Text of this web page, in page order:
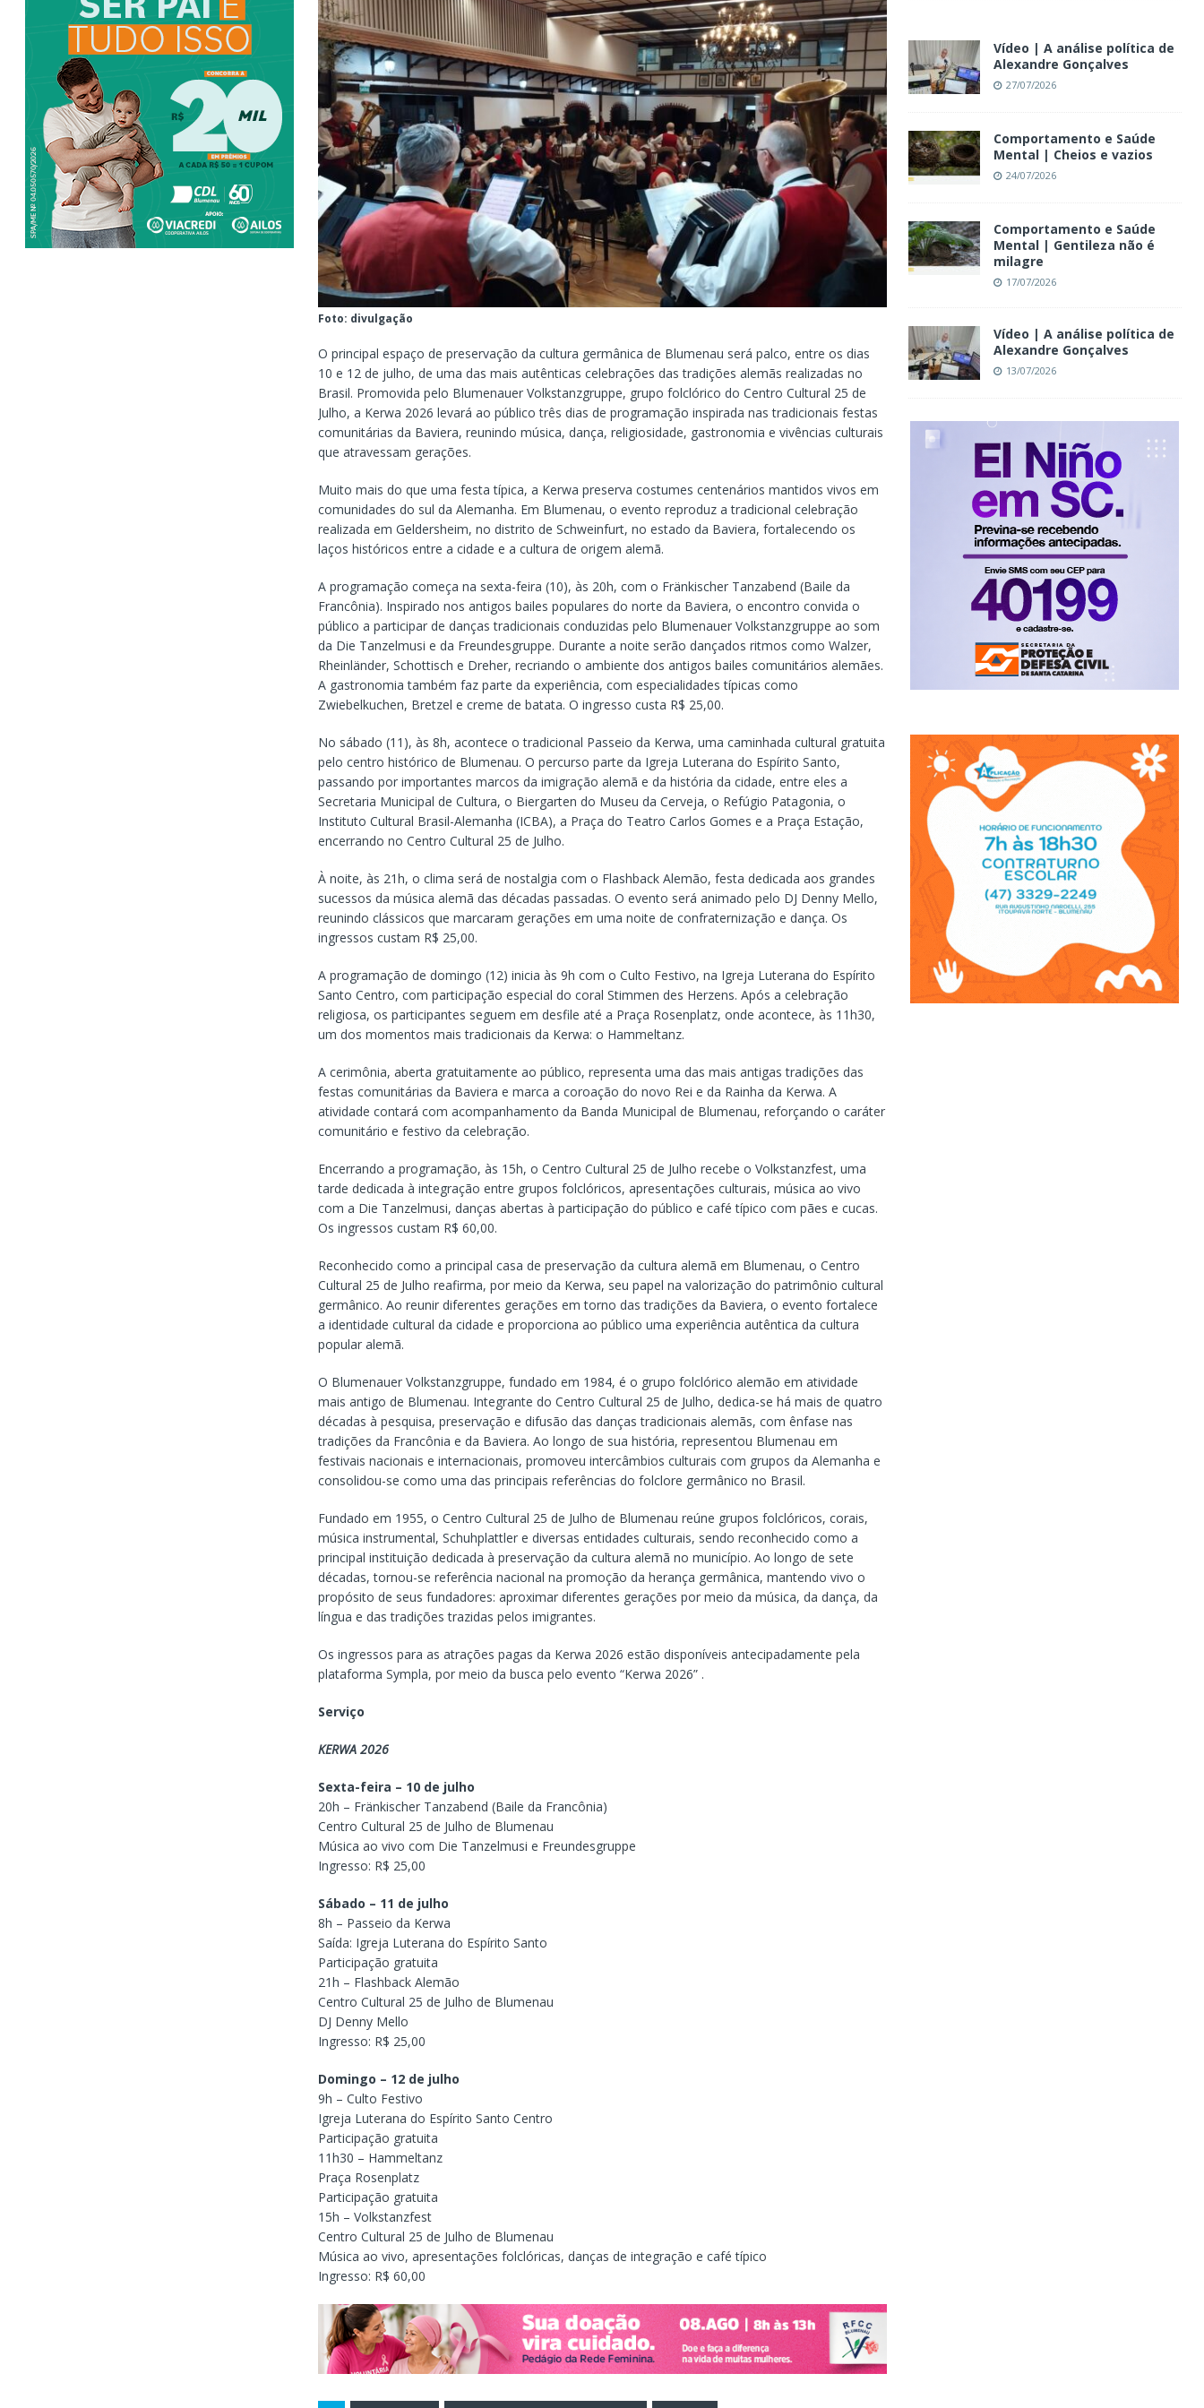
Foto: divulgação
O principal espaço de preservação da cultura germânica de Blumenau será palco, entre os dias
10 e 12 de julho, de uma das mais autênticas celebrações das tradições alemãs realizadas no
Brasil. Promovida pelo Blumenauer Volkstanzgruppe, grupo folclórico do Centro Cultural 25 de
Julho, a Kerwa 2026 levará ao público três dias de programação inspirada nas tradicionais festas
comunitárias da Baviera, reunindo música, dança, religiosidade, gastronomia e vivências culturais
que atravessam gerações.
Muito mais do que uma festa típica, a Kerwa preserva costumes centenários mantidos vivos em
comunidades do sul da Alemanha. Em Blumenau, o evento reproduz a tradicional celebração
realizada em Geldersheim, no distrito de Schweinfurt, no estado da Baviera, fortalecendo os
laços históricos entre a cidade e a cultura de origem alemã.
A programação começa na sexta-feira (10), às 20h, com o Fränkischer Tanzabend (Baile da
Francônia). Inspirado nos antigos bailes populares do norte da Baviera, o encontro convida o
público a participar de danças tradicionais conduzidas pelo Blumenauer Volkstanzgruppe ao som
da Die Tanzelmusi e da Freundesgruppe. Durante a noite serão dançados ritmos como Walzer,
Rheinländer, Schottisch e Dreher, recriando o ambiente dos antigos bailes comunitários alemães.
A gastronomia também faz parte da experiência, com especialidades típicas como
Zwiebelkuchen, Bretzel e creme de batata. O ingresso custa R$ 25,00.
No sábado (11), às 8h, acontece o tradicional Passeio da Kerwa, uma caminhada cultural gratuita
pelo centro histórico de Blumenau. O percurso parte da Igreja Luterana do Espírito Santo,
passando por importantes marcos da imigração alemã e da história da cidade, entre eles a
Secretaria Municipal de Cultura, o Biergarten do Museu da Cerveja, o Refúgio Patagonia, o
Instituto Cultural Brasil-Alemanha (ICBA), a Praça do Teatro Carlos Gomes e a Praça Estação,
encerrando no Centro Cultural 25 de Julho.
À noite, às 21h, o clima será de nostalgia com o Flashback Alemão, festa dedicada aos grandes
sucessos da música alemã das décadas passadas. O evento será animado pelo DJ Denny Mello,
reunindo clássicos que marcaram gerações em uma noite de confraternização e dança. Os
ingressos custam R$ 25,00.
A programação de domingo (12) inicia às 9h com o Culto Festivo, na Igreja Luterana do Espírito
Santo Centro, com participação especial do coral Stimmen des Herzens. Após a celebração
religiosa, os participantes seguem em desfile até a Praça Rosenplatz, onde acontece, às 11h30,
um dos momentos mais tradicionais da Kerwa: o Hammeltanz.
A cerimônia, aberta gratuitamente ao público, representa uma das mais antigas tradições das
festas comunitárias da Baviera e marca a coroação do novo Rei e da Rainha da Kerwa. A
atividade contará com acompanhamento da Banda Municipal de Blumenau, reforçando o caráter
comunitário e festivo da celebração.
Encerrando a programação, às 15h, o Centro Cultural 25 de Julho recebe o Volkstanzfest, uma
tarde dedicada à integração entre grupos folclóricos, apresentações culturais, música ao vivo
com a Die Tanzelmusi, danças abertas à participação do público e café típico com pães e cucas.
Os ingressos custam R$ 60,00.
Reconhecido como a principal casa de preservação da cultura alemã em Blumenau, o Centro
Cultural 25 de Julho reafirma, por meio da Kerwa, seu papel na valorização do patrimônio cultural
germânico. Ao reunir diferentes gerações em torno das tradições da Baviera, o evento fortalece
a identidade cultural da cidade e proporciona ao público uma experiência autêntica da cultura
popular alemã.
O Blumenauer Volkstanzgruppe, fundado em 1984, é o grupo folclórico alemão em atividade
mais antigo de Blumenau. Integrante do Centro Cultural 25 de Julho, dedica-se há mais de quatro
décadas à pesquisa, preservação e difusão das danças tradicionais alemãs, com ênfase nas
tradições da Francônia e da Baviera. Ao longo de sua história, representou Blumenau em
festivais nacionais e internacionais, promoveu intercâmbios culturais com grupos da Alemanha e
consolidou-se como uma das principais referências do folclore germânico no Brasil.
Fundado em 1955, o Centro Cultural 25 de Julho de Blumenau reúne grupos folclóricos, corais,
música instrumental, Schuhplattler e diversas entidades culturais, sendo reconhecido como a
principal instituição dedicada à preservação da cultura alemã no município. Ao longo de sete
décadas, tornou-se referência nacional na promoção da herança germânica, mantendo vivo o
propósito de seus fundadores: aproximar diferentes gerações por meio da música, da dança, da
língua e das tradições trazidas pelos imigrantes.
Os ingressos para as atrações pagas da Kerwa 2026 estão disponíveis antecipadamente pela
plataforma Sympla, por meio da busca pelo evento “Kerwa 2026” .
Serviço
KERWA 2026
Sexta-feira – 10 de julho
20h – Fränkischer Tanzabend (Baile da Francônia)
Centro Cultural 25 de Julho de Blumenau
Música ao vivo com Die Tanzelmusi e Freundesgruppe
Ingresso: R$ 25,00
Sábado – 11 de julho
8h – Passeio da Kerwa
Saída: Igreja Luterana do Espírito Santo
Participação gratuita
21h – Flashback Alemão
Centro Cultural 25 de Julho de Blumenau
DJ Denny Mello
Ingresso: R$ 25,00
Domingo – 12 de julho
9h – Culto Festivo
Igreja Luterana do Espírito Santo Centro
Participação gratuita
11h30 – Hammeltanz
Praça Rosenplatz
Participação gratuita
15h – Volkstanzfest
Centro Cultural 25 de Julho de Blumenau
Música ao vivo, apresentações folclóricas, danças de integração e café típico
Ingresso: R$ 60,00
Vídeo | A análise política de
Alexandre Gonçalves
27/07/2026
Comportamento e Saúde
Mental | Cheios e vazios
24/07/2026
Comportamento e Saúde
Mental | Gentileza não é
milagre
17/07/2026
Vídeo | A análise política de
Alexandre Gonçalves
13/07/2026